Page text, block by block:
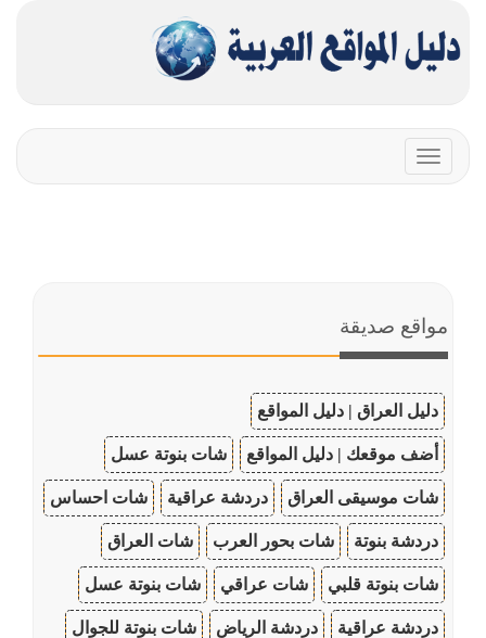
Toggle
navigation
مواقع صديقة
دليل العراق | دليل المواقع
أضف موقعك | دليل المواقع شات بنوتة عسل
شات موسيقى العراق دردشة عراقية شات احساس
دردشة بنوتة شات بحور العرب شات العراق
شات بنوتة قلبي شات عراقي شات بنوتة عسل
دردشة عراقية دردشة الرياض شات بنوتة للجوال